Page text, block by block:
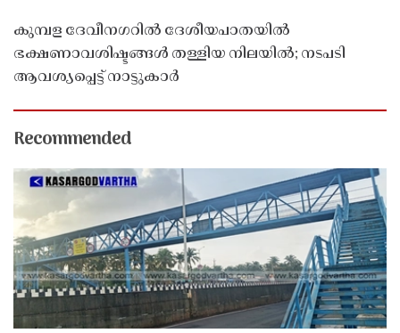
കുമ്പള ദേവീനഗറിൽ ദേശീയപാതയിൽ
ഭക്ഷണാവശിഷ്ടങ്ങൾ തള്ളിയ നിലയിൽ; നടപടി
ആവശ്യപ്പെട്ട് നാട്ടുകാർ
Recommended